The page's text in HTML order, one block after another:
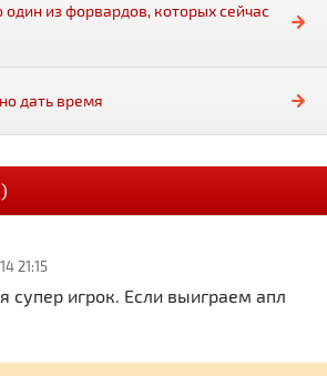
один из форвардов, которых сейчас
дать время
21:15
супер игрок. Если выиграем апл